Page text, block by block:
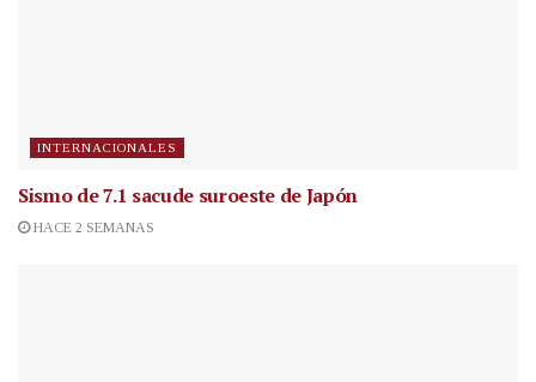
INTERNACIONALES
Sismo de 7.1 sacude suroeste de Japón
HACE 2 SEMANAS